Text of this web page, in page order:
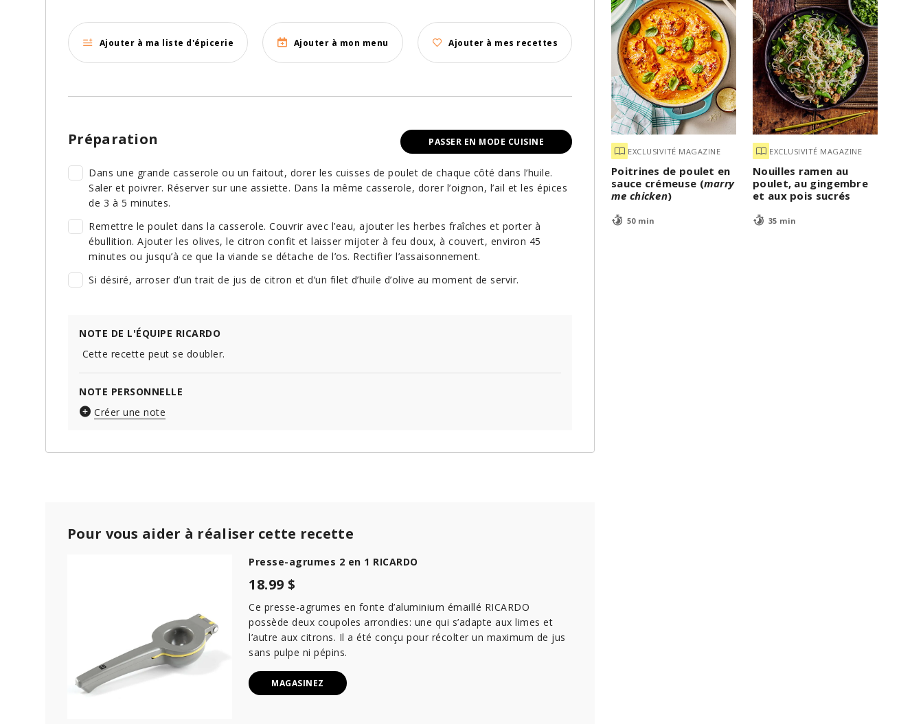
EXCLUSIVITÉ MAGAZINE
Poitrines de poulet en
sauce crémeuse (marry
me chicken)
50 min
EXCLUSIVITÉ MAGAZINE
Nouilles ramen au
poulet, au gingembre
et aux pois sucrés
35 min
Ajouter à ma liste d'épicerie Ajouter à mon menu Ajouter à mes recettes
PASSER EN MODE CUISINE
Préparation
Dans une grande casserole ou un faitout, dorer les cuisses de poulet de chaque côté dans l’huile.
Saler et poivrer. Réserver sur une assiette. Dans la même casserole, dorer l’oignon, l’ail et les épices
de 3 à 5 minutes.
Remettre le poulet dans la casserole. Couvrir avec l’eau, ajouter les herbes fraîches et porter à
ébullition. Ajouter les olives, le citron confit et laisser mijoter à feu doux, à couvert, environ 45
minutes ou jusqu’à ce que la viande se détache de l’os. Rectifier l’assaisonnement.
Si désiré, arroser d’un trait de jus de citron et d’un filet d’huile d’olive au moment de servir.
NOTE DE L'ÉQUIPE RICARDO
Cette recette peut se doubler.
NOTE PERSONNELLE
Créer une note
Pour vous aider à réaliser cette recette
Presse-agrumes 2 en 1 RICARDO
18.99 $
Ce presse-agrumes en fonte d’aluminium émaillé RICARDO
possède deux coupoles arrondies: une qui s’adapte aux limes et
l’autre aux citrons. Il a été conçu pour récolter un maximum de jus
sans pulpe ni pépins.
MAGASINEZ